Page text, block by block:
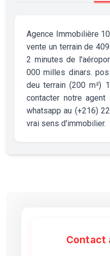
Agence Immobilière
vente un terrain de
2 minutes de
000 milles dinars.
deu terrain (200 m²)
contacter notre
whatsapp au (+216)
vrai sens d'immobilier.
Contact